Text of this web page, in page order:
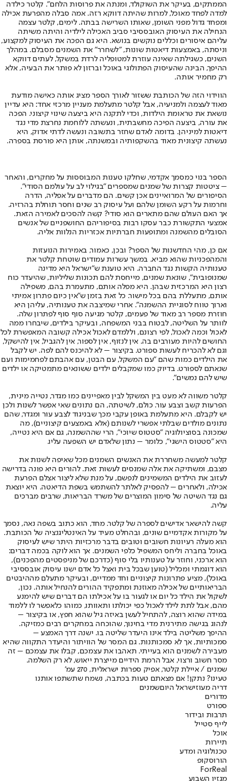
הממתקים, בעיקר את השוקולד, ומנתה את פרוסות הלחם". קלטר כילדה
למדה לפחד מאוכל, למרות שהיתה דווקא רזה. אמה סבלה מהפרעת אכילה
ומפחד גדול מפני השומן, שאותו השרישה בבתה. לימים, קלטר עצמה
הנחילה את העיסוק האובססיבי סביב האכילה לילדיה והיתה משיתה
עליהם איסורים וכללים נוקשים בנושא. היא גם הפכה את העיסוק למקצוע,
וניסתה, באמצעות דיאטות שונות, "לשחרר" את השמנים מסבלם. במהלך
השנים, כשגילתה שאינה עוזרת למטופליה לרדת במשקל, לעתים דווקא
ההיפך, הבינה שהעיסוק הפתולוגי באוכל וברזון לא פותר את הבעיה, אלא
רק מחמיר אותה.
הווידוי הזה של הכותבת ששזור לאורך הספר מציג אותה כאישה מודעת
מאוד לעצמה ולמניעיה, אבל קלטר מתעלמת מעניין מרכזי אחד: היא עדיין
נושאת את טראומת הילדות, וכדי לתקנה היא ביצעה שינוי קיצוני. הפכה
את עורה, ביצעה הפיכה מחשבתית, ונעשתה ללוחמת נחרצת מדי נגד
דיאטות למיניהן. בדומה לאדם שחזר בתשובה ונעשה לדתי אדוק, היא
נעשתה קיצונית מאוד בהשקפותיה ובמשנתה, אותן היא פורסת בספרה.
הספר בנוי כמסמך אקדמי, שחלקו טענות המבוססות על מחקרים, והאחר
– ציטטות קצרות של שמנים שמספרים "בגילוי לב על עולמם הסודי".
הסיפורים של המרואיינים אכן קשים. הם מדברים על אפליה, הדרה
וחרמות על רקע השומן שלהם ועל עיסוק רב שנים וחסר תוחלת בהרזיה.
אך האם העולם שהם מתארים הוא סודי? קשה להסכים לאמירה הזאת.
אמצעי התקשורת כבר עסקו רבות בסיפוריהם החושפניים של אנשים
הסובלים מהשמנה ומתופעות חברתיות אכזריות הנלוות אליה.
אם כן, מהי החדשנות של הספר? ובכן, כאמור, באמירות הנועזות
והמהפכניות שהוא מביא. במשך עשרות עמודים שוטחת קלטר את
טענותיה הקשות נגד החברה. היא טוענת ש"ישראל היא מדינה
שמנופובית", שונאת שמנים, מייחסת להם תכונות שליליות, שהיעדר כוח
רצון היא המרכזית שבהן. היא מפלה אותם, מתעמרת בהם, משפילה
אותם, מתעללת בהם בכל מישור. כל זאת בזמן ש"אין כיום פתרון אמיתי
וארוך טווח לסוגיית ההשמנה". אחרי שמיצבה את טענותיה, עליהן היא
חוזרת מספר רב מאוד של פעמים, קלטר מגיעה סוף סוף לפתרון שלה.
לוותר על השליטה, לבטוח בבני המשפחה, ובעיקר בילדים, שיבחרו ממה
לאכול וכמה לאכול, לפי רצונם, וללמדם לאכול אכילה קשובה המאפשרת לכל
החושים להיות מעורבים בה. אין לנזוף, אין לספור, אין להגביל, אין להישקל,
וגם לא להכריח לעשות ספורט. בקיצור – לא להיכנס להם לפה. יש לקבל
את הילדים כמות שהם "עם המשקל, עם הבטן, עם אהבתם לפחמימות ועם
שנאתם לספורט. בדיוק כמו שמקבלים ילדים ששונאים מתמטיקה או ילדים
שיש להם נמשים".
קלטר משווה לא מעט בין המשקל לבין מאפיינים כמו מגדר, נטייה מינית,
הפרעות קשב וצבע עור. כולם, לשיטתה, הם נתונים שאי אפשר לשנות ולכן
יש לקבלם. היא מתעלמת באופן עקבי מכך שבניגוד לצבע עור ומגדר, שהם
נתונים מולדים שבלתי אפשרי לשנותם (אלא באמצעים קיצוניים), מה
שמכונה בסוציולוגיה "סטטוס שיוכי", הרי שההשמנה, גם אם היא נטייה,
היא "סטטוס הישגי", כלומר – נתון שלאדם יש השפעה עליו.
קלטר למעשה משחררת את האנשים השמנים מכל שאיפה לשנות את
מצבם, ומשתיקה את אלה שמנסים לעשות זאת. להורים היא פונה בדרישה
לעזוב את הילדים המשמינים לנפשם, על מנת שלא ליצור אצלם הפרעת
אכילה, ולאחרים – להפסיק לאלתר להשתמש בשפת הדיאטה. היא יוצאת
גם נגד השיטה של סימון המוצרים של משרד הבריאות, שרבים מברכים
עליה.
קשה להישאר אדישים לספרה של קלטר. מחד, הוא כתוב בשפה נאה, נסמך
על מקורות אקדמיים שונים, ובהחלט מעיד על האינטליגנציה של הכותבת.
הוא מעלה רעיונות חשובים וטובים בדבר מרכזיות היתר שיש לעיסוק
באוכל בחברה וליחס המשפיל כלפי השמנים. אך הוא לוקה בכמה דברים:
הוא ארכני, וחוזר על טענותיו בלי סוף (כדרכם של מניפסטים מהפכנים),
הוא דוגמתי ומכליל (טוען שבכל בית ואצל כל אדם ישנו עיסוק אובססיבי
באוכל), מציע פתרונות קיצוניים וחד ממדיים, ובעיקר מתעלם מההיבטים
הבריאותיים של אכילה מאוזנת ומתפקיד ההורים להנחיל אותה. נכון,
לשקול את הילד כל יום או לגעור בו על אכילתו הם דברים שיש להימנע
מהם, אבל לתת לילד לאכול כפי יכולתו ותאוותו, כמוהו כלאפשר לו ללמוד
במידה שהוא רוצה, להתחיל לעשן באיזה גיל שהוא חפץ, או בקיצור –
לנהוג בגישה מתירנית מדי בחינוך, שהוכחה במחקרים רבים כמזיקה.
ההיפך משליטה בילד אינו היעדר שליטה בו. ישנה דרך האמצע –
סמכותיות, אך לא סמכותנות. גם המסר של הוויתור והיעדר התקווה שהיא
מעבירה לשמנים הוא בעייתי. תאהבו את עצמכם, קבלו את עצמכם – זה
מסר חשוב ורצוי, אבל הרמת הידיים מייצרת ייאוש, לא רק השלמה.
שמנים / איילת קלטר, אפיק ספרות ישראלית, 270 עמ'
טעינו? נתקן! אם מצאתם טעות בכתבה, נשמח שתשתפו אותנו
דריה מעוזישראל היוםשמנים
מדורים
ספורט
תרבות ובידור
לייף סטייל
אוכל
תיירות
טכנולוגיה ומדע
הורוסקופ
ForReal
מגזין השבוע